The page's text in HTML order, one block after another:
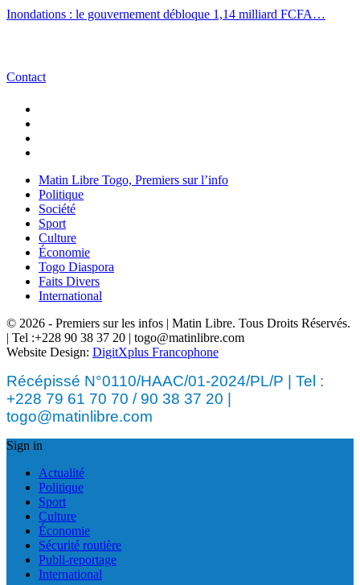
Inondations : le gouvernement débloque 1,14 milliard FCFA…
Contact
Matin Libre Togo, Premiers sur l’info
Politique
Société
Sport
Culture
Économie
Togo Diaspora
Faits Divers
International
© 2026 - Premiers sur les infos | Matin Libre. Tous Droits Réservés.
| Tel :+228 90 38 37 20 | togo@matinlibre.com
Website Design: DigitXplus Francophone
Récépissé N°0110/HAAC/01-2024/PL/P | Tel :
+228 79 61 70 70 / 90 38 37 20 |
togo@matinlibre.com
Sign in
Actualité
Politique
Sport
Culture
Économie
Sécurité routière
Publi-reportage
International